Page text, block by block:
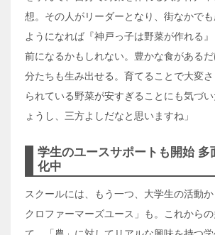
想。その人がリーダーとなり、街なかで
ようになれば『神戸っ子は野菜が作れる
前になるかもしれない。豊かな食がある
分たちも生み出せる。育てることで大変
られている野菜が安すぎることにも気づ
ょうし、三方よしだなと思いますね」
学生のユースサポートも開始 多
化中
スクールには、もう一つ、大学生の活動
クロファーマーズユース」も。これから